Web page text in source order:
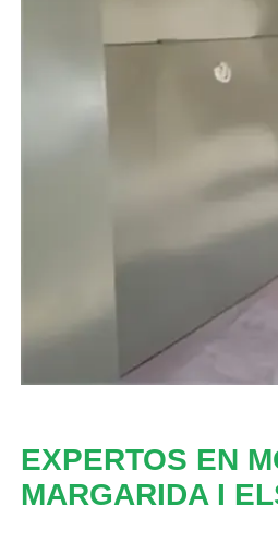
EXPERTOS EN
MARGARIDA I